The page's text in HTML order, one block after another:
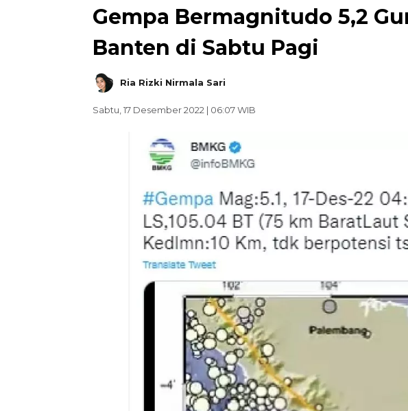
Gempa Bermagnitudo 5,2
Banten di Sabtu Pagi
Ria Rizki Nirmala Sari
Sabtu, 17 Desember 2022 | 06:07 WIB